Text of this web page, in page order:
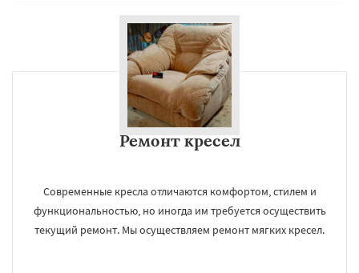
Ремонт кресел
Современные кресла отличаются комфортом, стилем и
функциональностью, но иногда им требуется осуществить
текущий ремонт. Мы осуществляем ремонт мягких кресел.